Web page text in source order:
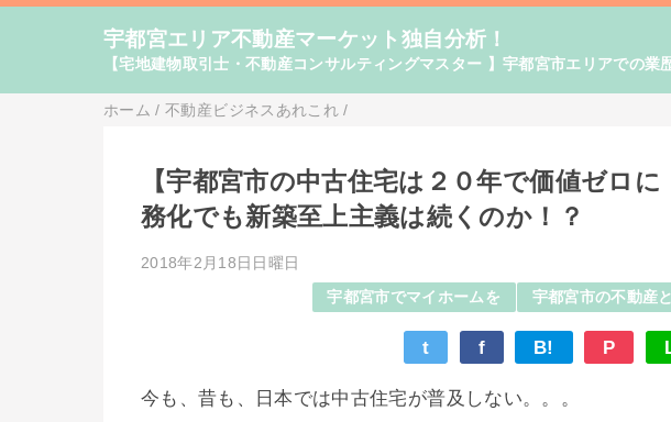
宇都宮エリア不動産マーケット独自分析！
【宅地建物取引士・不動産コンサルティングマスター 】宇都宮市エリアでの
ホーム /不動産ビジネスあれこれ /
【宇都宮市の中古住宅は２０年で価値ゼロ
務化でも新築至上主義は続くのか！？
2018年2月18日日曜日
宇都宮市でマイホームを 宇都宮市の不動産
t f B! P
今も、昔も、日本では中古住宅が普及しない。。。